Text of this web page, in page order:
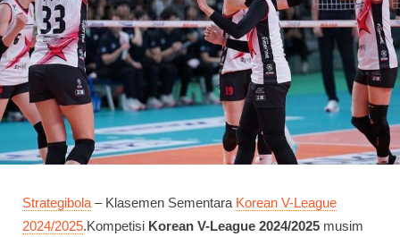
Strategibola – Klasemen Sementara Korean V-League
2024/2025.Kompetisi Korean V-League 2024/2025 musim